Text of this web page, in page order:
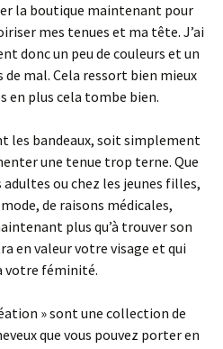
la boutique maintenant pour
mes tenues et ma tête. J’ai
donc un peu de couleurs et un
mal. Cela ressort bien mieux
en plus cela tombe bien.
les bandeaux, soit simplement
une tenue trop terne. Que
ou chez les jeunes filles,
de raisons médicales,
plus qu’à trouver son
en valeur votre visage et qui
votre féminité.
» sont une collection de
que vous pouvez porter en